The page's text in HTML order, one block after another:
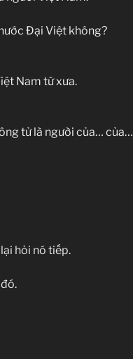
Đại Việt không?
Nam từ xưa.
tử là người của… của…
hỏi nó tiếp.